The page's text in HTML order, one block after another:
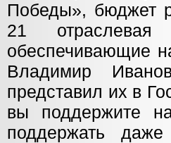
Победы», бюджет
21
обеспечивающие
Владимир
представил их в
вы поддержите
поддержать даже